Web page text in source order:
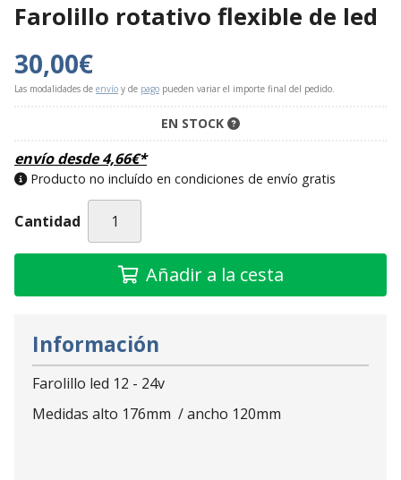
Farolillo rotativo flexible de led
30,00€
Las modalidades de envío y de pago pueden variar el importe final del pedido.
EN STOCK
envío desde4,66€*
Producto no incluído en condiciones de envío gratis
Cantidad
Añadir a la cesta
Información
Farolillo led 12 - 24v
Medidas alto 176mm / ancho 120mm